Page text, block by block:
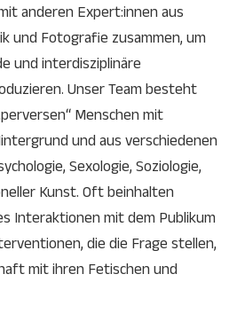
anderen Expert:innen aus
und Fotografie zusammen, um
und interdisziplinäre
Unser Team besteht
Menschen mit
und aus verschiedenen
Sexologie, Soziologie,
Kunst. Oft beinhalten
Interaktionen mit dem Publikum
die die Frage stellen,
mit ihren Fetischen und